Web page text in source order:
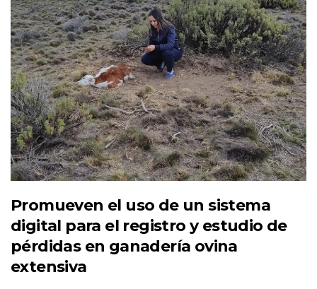
Promueven el uso de un sistema
digital para el registro y estudio de
pérdidas en ganadería ovina
extensiva